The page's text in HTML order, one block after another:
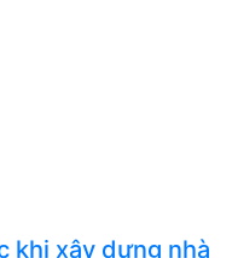
khi xây dựng nhà